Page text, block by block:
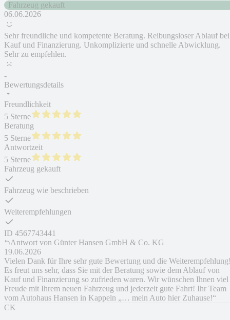
Fahrzeug gekauft
06.06.2026
Sehr freundliche und kompetente Beratung. Reibungsloser Ablauf bei
Kauf und Finanzierung. Unkomplizierte und schnelle Abwicklung.
Sehr zu empfehlen.
-
Bewertungsdetails
Freundlichkeit
5 Sterne
Beratung
5 Sterne
Antwortzeit
5 Sterne
Fahrzeug gekauft
Fahrzeug wie beschrieben
Weiterempfehlungen
ID 4567743441
Antwort von Günter Hansen GmbH & Co. KG
19.06.2026
Vielen Dank für Ihre sehr gute Bewertung und die
Es freut uns sehr, dass Sie mit der Beratung sowie dem Ablauf von
Kauf und Finanzierung so zufrieden waren. Wir wünschen Ihnen viel
Freude mit Ihrem neuen Fahrzeug und jederzeit gute Fahrt! Ihr Team
vom Autohaus Hansen in Kappeln „… mein Auto hier Zuhause!“
CK